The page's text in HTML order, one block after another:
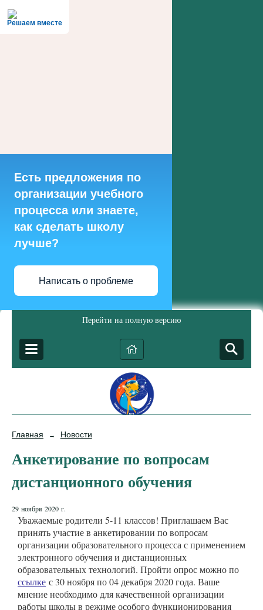
Решаем вместе
Есть предложения по
организации учебного
процесса или знаете,
как сделать школу
лучше?
Написать о проблеме
Перейти на полную версию
Главная → Новости
Анкетирование по вопросам
дистанционного обучения
29 ноября 2020 г.
Уважаемые родители 5-11 классов! Приглашаем Вас
принять участие в анкетировании по вопросам
организации образовательного процесса с применением
электронного обучения и дистанционных
образовательных технологий. Пройти опрос можно по
ссылке с 30 ноября по 04 декабря 2020 года. Ваше
мнение необходимо для качественной организации
работы школы в режиме особого функционирования